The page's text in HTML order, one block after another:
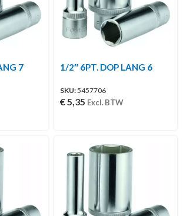
7 1/2″ 6PT. DOP LANG 6
SKU:5457706
€5,35 Excl. BTW